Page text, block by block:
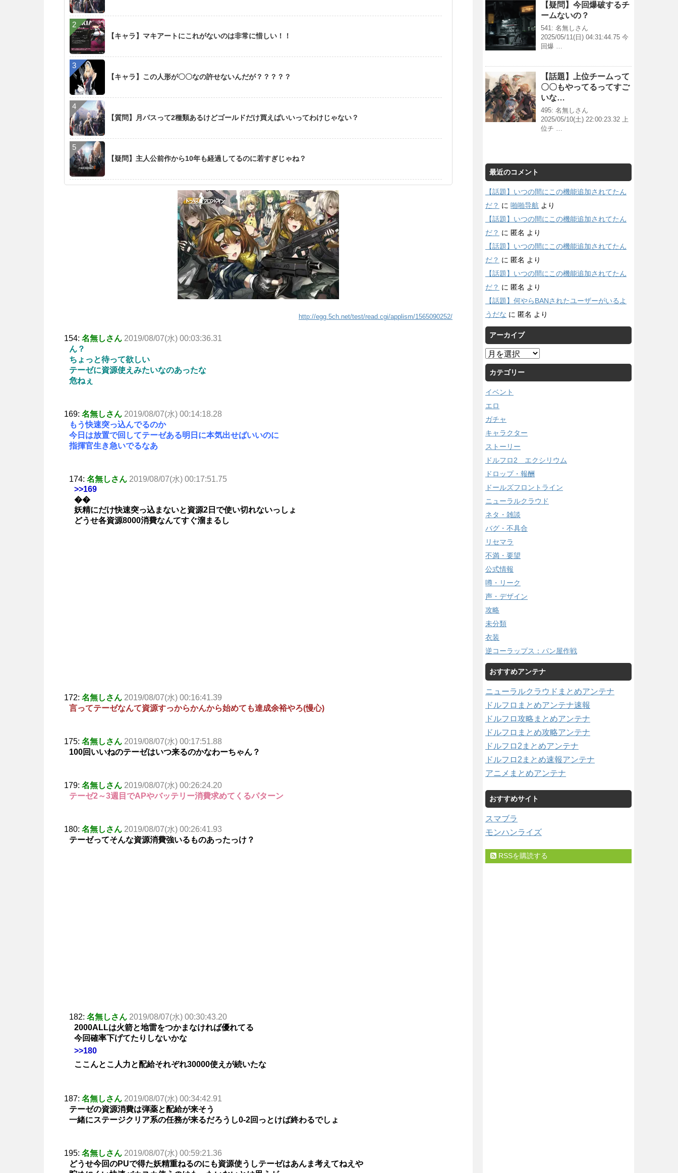
【キャラ】マキアートにこれがないのは非常に惜しい！！
【キャラ】この人形が〇〇なの許せないんだが？？？？？
【質問】月パスって2種類あるけどゴールドだけ買えばいいってわけじゃない？
【疑問】主人公前作から10年も経過してるのに若すぎじゃね？
http://egg.5ch.net/test/read.cgi/applism/1565090252/
154: 名無しさん 2019/08/07(水) 00:03:36.31
ん？
ちょっと待って欲しい
テーゼに資源使えみたいなのあったな
危ねぇ
169: 名無しさん 2019/08/07(水) 00:14:18.28
もう快速突っ込んでるのか
今日は放置で回してテーゼある明日に本気出せばいいのに
指揮官生き急いでるなあ
174: 名無しさん 2019/08/07(水) 00:17:51.75
>>169
��
妖精にだけ快速突っ込まないと資源2日で使い切れないっしょ
どうせ各資源8000消費なんてすぐ溜まるし
172: 名無しさん 2019/08/07(水) 00:16:41.39
言ってテーゼなんて資源すっからかんから始めても達成余裕やろ(慢心)
175: 名無しさん 2019/08/07(水) 00:17:51.88
100回いいねのテーゼはいつ来るのかなわーちゃん？
179: 名無しさん 2019/08/07(水) 00:26:24.20
テーゼ2～3週目でAPやバッテリー消費求めてくるパターン
180: 名無しさん 2019/08/07(水) 00:26:41.93
テーゼってそんな資源消費強いるものあったっけ？
182: 名無しさん 2019/08/07(水) 00:30:43.20
2000ALLは火箭と地雷をつかまなければ優れてる
今回確率下げてたりしないかな
>>180
ここんとこ人力と配給それぞれ30000使えが続いたな
187: 名無しさん 2019/08/07(水) 00:34:42.91
テーゼの資源消費は弾薬と配給が来そう
一緒にステージクリア系の任務が来るだろうし0-2回っとけば終わるでしょ
195: 名無しさん 2019/08/07(水) 00:59:21.36
どうせ今回のPUで得た妖精重ねるのにも資源使うしテーゼはあんま考えてねえや
【疑問】今回爆破するチ
ームないの？
541: 名無しさん
2025/05/11(日) 04:31:44.75 今
回爆 …
【話題】上位チームって
〇〇もやってるってすご
いな…
495: 名無しさん
2025/05/10(土) 22:00:23.32 上
位チ …
最近のコメント
【話題】いつの間にこの機能追加されてたん
だ？ に 啪啪导航 より
【話題】いつの間にこの機能追加されてたん
だ？ に 匿名 より
【話題】いつの間にこの機能追加されてたん
だ？ に 匿名 より
【話題】いつの間にこの機能追加されてたん
だ？ に 匿名 より
【話題】何やらBANされたユーザーがいるよ
うだな に 匿名 より
アーカイブ
ア
ー
カ
イ
ブ
カテゴリー
イベント
エロ
ガチャ
キャラクター
ストーリー
ドルフロ2 エクシリウム
ドロップ・報酬
ドールズフロントライン
ニューラルクラウド
ネタ・雑談
バグ・不具合
リセマラ
不満・要望
公式情報
噂・リーク
声・デザイン
攻略
未分類
衣装
逆コーラップス：パン屋作戦
おすすめアンテナ
ニューラルクラウドまとめアンテナ
ドルフロまとめアンテナ速報
ドルフロ攻略まとめアンテナ
ドルフロまとめ攻略アンテナ
ドルフロ2まとめアンテナ
ドルフロ2まとめ速報アンテナ
アニメまとめアンテナ
おすすめサイト
スマブラ
モンハンライズ
RSSを購読する